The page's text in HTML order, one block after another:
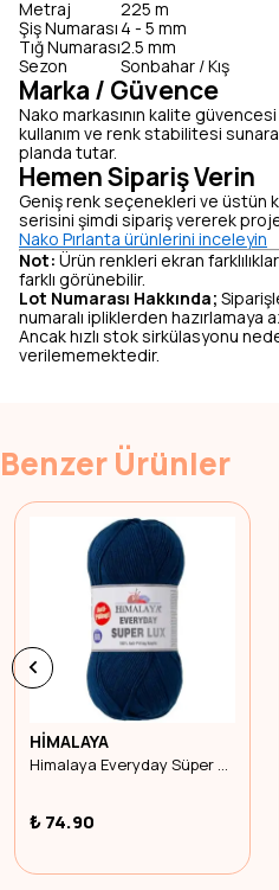
Metraj
225 m
Şiş Numarası 4 - 5 mm
Tığ Numarası2.5 mm
Sezon
Sonbahar / Kış
Marka / Güvence
Nako markasının kalite
kullanım ve renk stabilitesi
planda tutar.
Hemen Sipariş Verin
Geniş renk seçenekleri ve üstün
serisini şimdi sipariş vererek
Nako Pırlanta ürünlerini inceleyin
Not: Ürün renkleri ekran
farklı görünebilir.
Lot Numarası Hakkında;
numaralı ipliklerden
Ancak hızlı stok sirkülasyonu
verilememektedir.
Benzer Ürünler
HİMALAYA
Himalaya Everyday Süper Lüx 73435
₺ 74.90